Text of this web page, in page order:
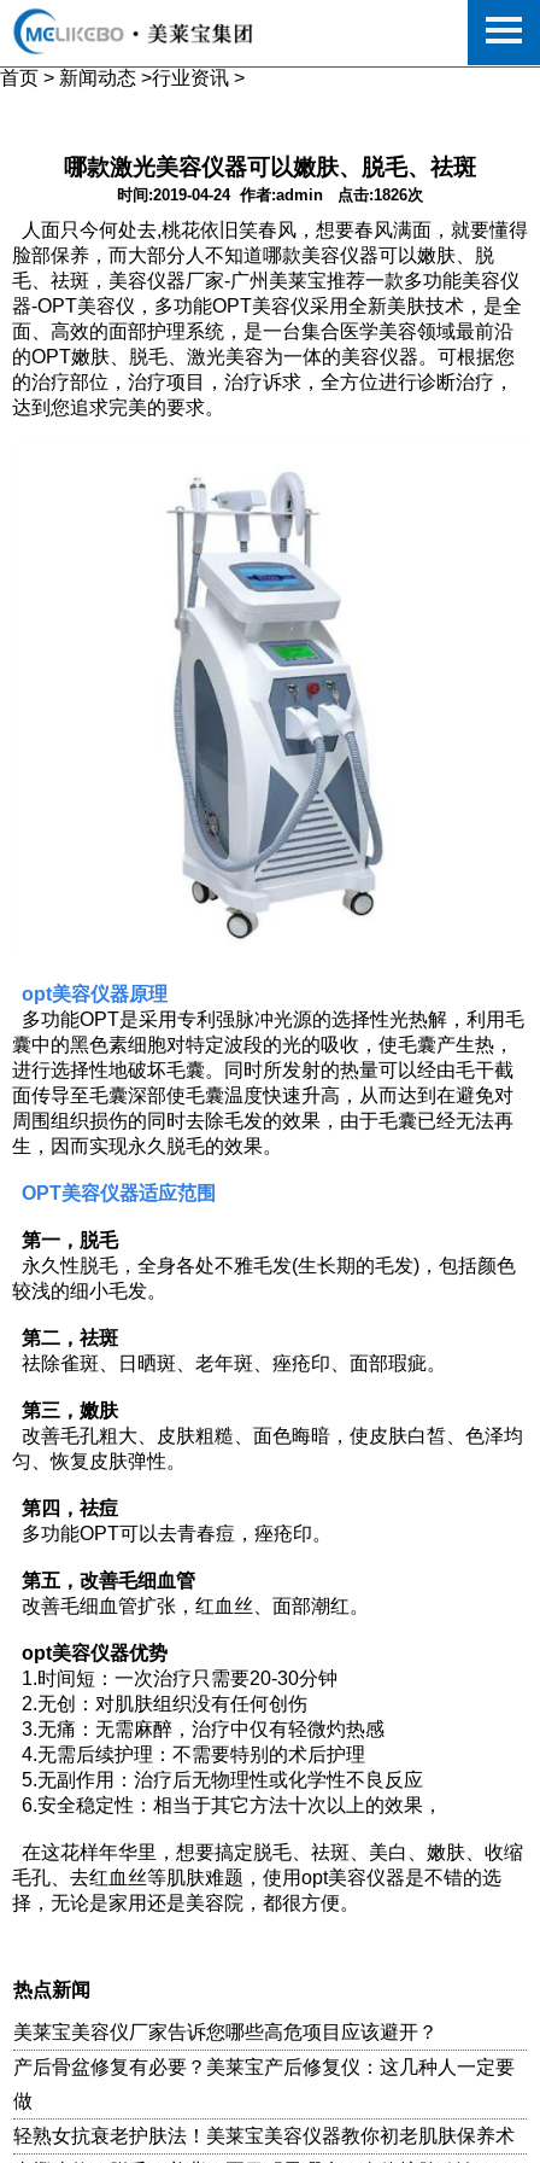
首页 > 新闻动态 >行业资讯 >
哪款激光美容仪器可以嫩肤、脱毛、祛斑
时间:2019-04-24 作者:admin 点击:1826次
人面只今何处去,桃花依旧笑春风，想要春风满面，就要懂得
脸部保养，而大部分人不知道哪款美容仪器可以嫩肤、脱
毛、祛斑，美容仪器厂家-广州美莱宝推荐一款多功能美容仪
器-OPT美容仪，多功能OPT美容仪采用全新美肤技术，是全
面、高效的面部护理系统，是一台集合医学美容领域最前沿
的OPT嫩肤、脱毛、激光美容为一体的美容仪器。可根据您
的治疗部位，治疗项目，治疗诉求，全方位进行诊断治疗，
达到您追求完美的要求。
opt美容仪器原理
多功能OPT是采用专利强脉冲光源的选择性光热解，利用毛
囊中的黑色素细胞对特定波段的光的吸收，使毛囊产生热，
进行选择性地破坏毛囊。同时所发射的热量可以经由毛干截
面传导至毛囊深部使毛囊温度快速升高，从而达到在避免对
周围组织损伤的同时去除毛发的效果，由于毛囊已经无法再
生，因而实现永久脱毛的效果。
OPT美容仪器适应范围
第一，脱毛
永久性脱毛，全身各处不雅毛发(生长期的毛发)，包括颜色
较浅的细小毛发。
第二，祛斑
祛除雀斑、日晒斑、老年斑、痤疮印、面部瑕疵。
第三，嫩肤
改善毛孔粗大、皮肤粗糙、面色晦暗，使皮肤白皙、色泽均
匀、恢复皮肤弹性。
第四，祛痘
多功能OPT可以去青春痘，痤疮印。
第五，改善毛细血管
改善毛细血管扩张，红血丝、面部潮红。
opt美容仪器优势
1.时间短：一次治疗只需要20-30分钟
2.无创：对肌肤组织没有任何创伤
3.无痛：无需麻醉，治疗中仅有轻微灼热感
4.无需后续护理：不需要特别的术后护理
5.无副作用：治疗后无物理性或化学性不良反应
6.安全稳定性：相当于其它方法十次以上的效果，
在这花样年华里，想要搞定脱毛、祛斑、美白、嫩肤、收缩
毛孔、去红血丝等肌肤难题，使用opt美容仪器是不错的选
择，无论是家用还是美容院，都很方便。
热点新闻
美莱宝美容仪厂家告诉您哪些高危项目应该避开？
产后骨盆修复有必要？美莱宝产后修复仪：这几种人一定要
做
轻熟女抗衰老护肤法！美莱宝美容仪器教你初老肌肤保养术